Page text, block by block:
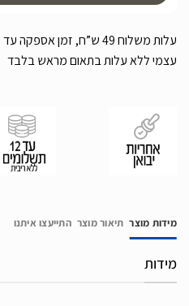
עצמי ללא עלות בתאום מראש בלבד
מידות מוצר תיאור מוצר התייעצו איתנו
מידות